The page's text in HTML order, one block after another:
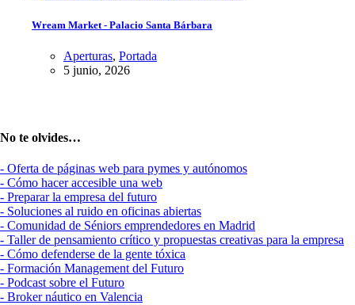
Wream Market - Palacio Santa Bárbara
Aperturas, Portada
5 junio, 2026
No te olvides…
- Oferta de páginas web para pymes y autónomos
- Cómo hacer accesible una web
- Preparar la empresa del futuro
- Soluciones al ruido en oficinas abiertas
- Comunidad de Séniors emprendedores en Madrid
- Taller de pensamiento crítico y propuestas creativas para la empresa
- Cómo defenderse de la gente tóxica
- Formación Management del Futuro
- Podcast sobre el Futuro
- Broker náutico en Valencia